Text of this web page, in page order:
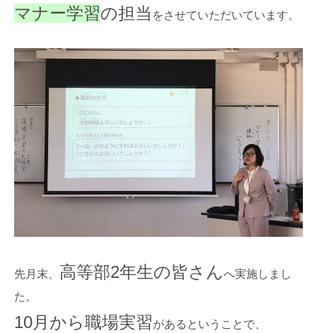
マナー学習の担当 をさせていただいています。
先月末、 高等部2年生の皆さんへ実施しまし
た。
10月から職場実習があるということで、